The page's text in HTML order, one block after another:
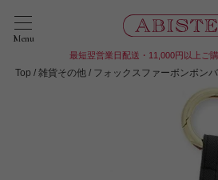
Menu
最短翌営業日配送・11,000円以上ご
Top 雑貨その他 フォックスファーボンボン